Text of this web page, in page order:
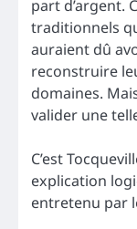
part d’argent.
traditionnels
auraient dû
reconstruire
domaines.
valider une
C’est
explication
entretenu par